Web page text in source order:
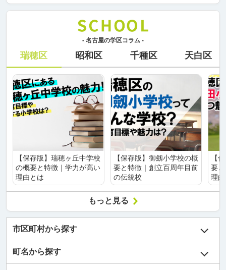
- 名古屋の学区コラム -
瑞穂区 昭和区 千種区 天白区
【保存版】瑞穂ヶ丘中学校
の概要と特徴｜学力が高い
理由とは
【保存版】御劔小学校の概
要と特徴｜創立百周年目前
の伝統校
【
要
理
もっと見る
市区町村から探す
町名から探す